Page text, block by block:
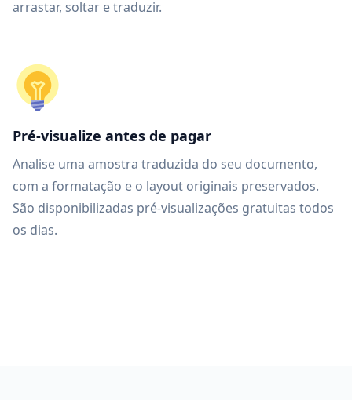
arrastar, soltar e traduzir.
Pré-visualize antes de pagar
Analise uma amostra traduzida do seu documento,
com a formatação e o layout originais preservados.
São disponibilizadas pré-visualizações gratuitas todos
os dias.